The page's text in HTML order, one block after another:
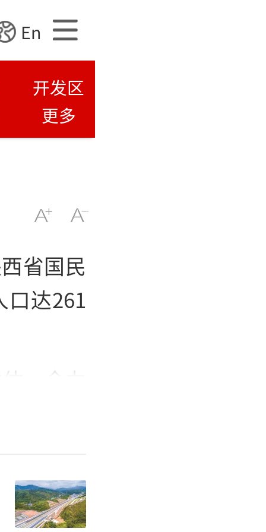
En
开发区
更多
省国民
口达261
，全力
率年均
规划目